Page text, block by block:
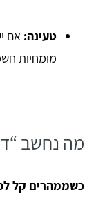
טעינה: אם
מומחיות
מה נחשב
כשממהרים קל